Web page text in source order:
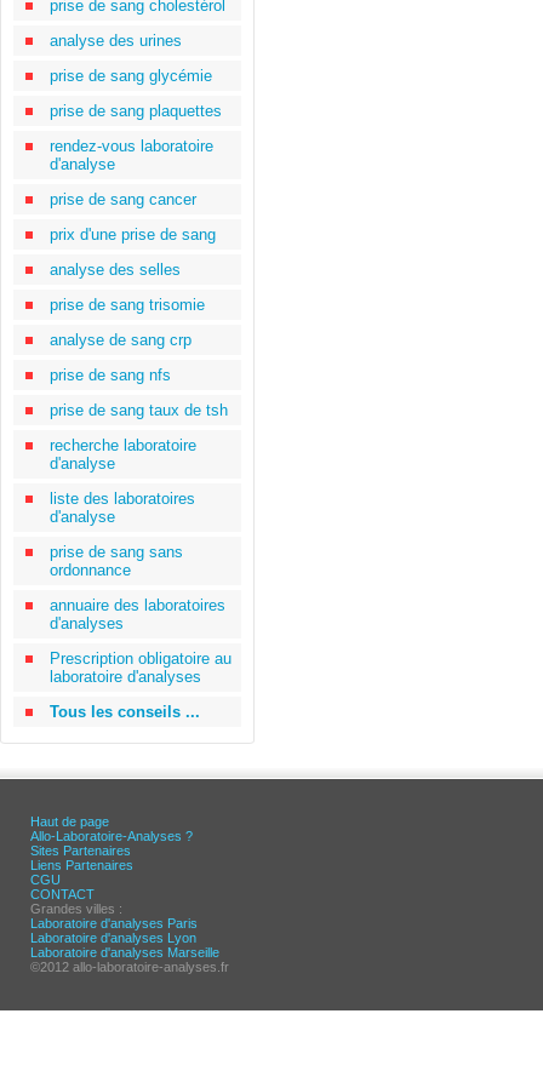
prise de sang cholestérol
analyse des urines
prise de sang glycémie
prise de sang plaquettes
rendez-vous laboratoire
d'analyse
prise de sang cancer
prix d'une prise de sang
analyse des selles
prise de sang trisomie
analyse de sang crp
prise de sang nfs
prise de sang taux de tsh
recherche laboratoire
d'analyse
liste des laboratoires
d'analyse
prise de sang sans
ordonnance
annuaire des laboratoires
d'analyses
Prescription obligatoire au
laboratoire d'analyses
Tous les conseils ...
Haut de page
Allo-Laboratoire-Analyses ?
Sites Partenaires
Liens Partenaires
CGU
CONTACT
Grandes villes :
Laboratoire d'analyses Paris
Laboratoire d'analyses Lyon
Laboratoire d'analyses Marseille
©2012 allo-laboratoire-analyses.fr